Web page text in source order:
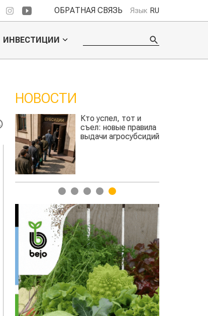
ОБРАТНАЯ СВЯЗЬ Язык RU
ИНВЕСТИЦИИ
НОВОСТИ
Кто успел, тот и
съел: новые правила
выдачи агросубсидий
1 2 3 4 5